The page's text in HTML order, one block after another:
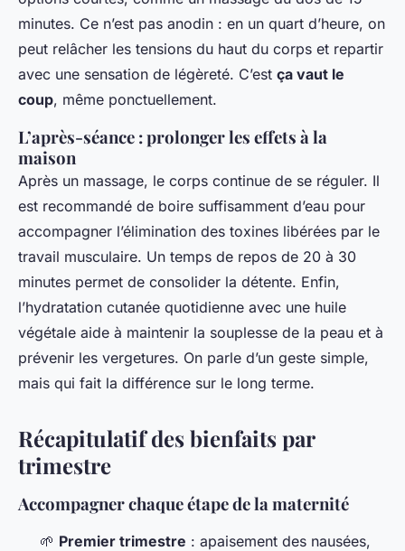
minutes. Ce n’est pas anodin : en un quart d’heure, on
peut relâcher les tensions du haut du corps et repartir
avec une sensation de légèreté. C’est ça vaut le
coup, même ponctuellement.
L’après-séance : prolonger les effets à la
maison
Après un massage, le corps continue de se réguler. Il
est recommandé de boire suffisamment d’eau pour
accompagner l’élimination des toxines libérées par le
travail musculaire. Un temps de repos de 20 à 30
minutes permet de consolider la détente. Enfin,
l’hydratation cutanée quotidienne avec une huile
végétale aide à maintenir la souplesse de la peau et à
prévenir les vergetures. On parle d’un geste simple,
mais qui fait la différence sur le long terme.
Récapitulatif des bienfaits par
trimestre
Accompagner chaque étape de la maternité
🌱 Premier trimestre : apaisement des nausées,